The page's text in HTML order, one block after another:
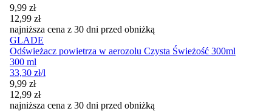
Cena promocyjna
9,99 zł
12,99 zł
najniższa cena z 30 dni przed obniżką
GLADE
Odświeżacz powietrza w aerozolu Czysta Świeżość 300ml
300 ml
33,30 zł/l
Cena promocyjna
9,99 zł
12,99 zł
najniższa cena z 30 dni przed obniżką